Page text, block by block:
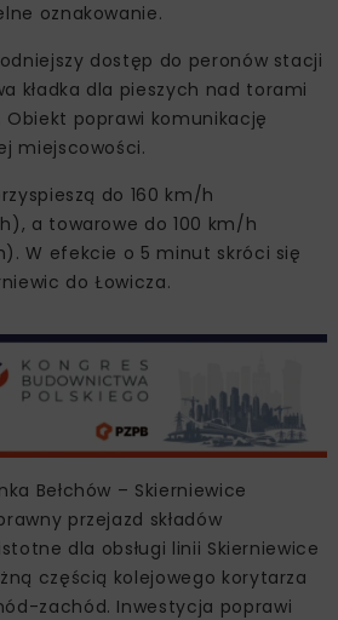
oznakowanie.
dostęp do peronów stacji
kładka dla pieszych nad torami
Obiekt poprawi komunikację
miejscowości.
do 160 km/h
a towarowe do 100 km/h
W efekcie o 5 minut skróci się
do Łowicza.
Bełchów – Skierniewice
przejazd składów
dla obsługi linii Skierniewice
częścią kolejowego korytarza
zachód. Inwestycja poprawi